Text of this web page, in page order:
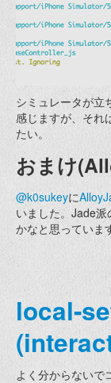
シミュレータが立
感じますが、それ
たい。
おまけ
@k0sukeyに
いました。Jade
かなと思っていま
local-
よく分からないで